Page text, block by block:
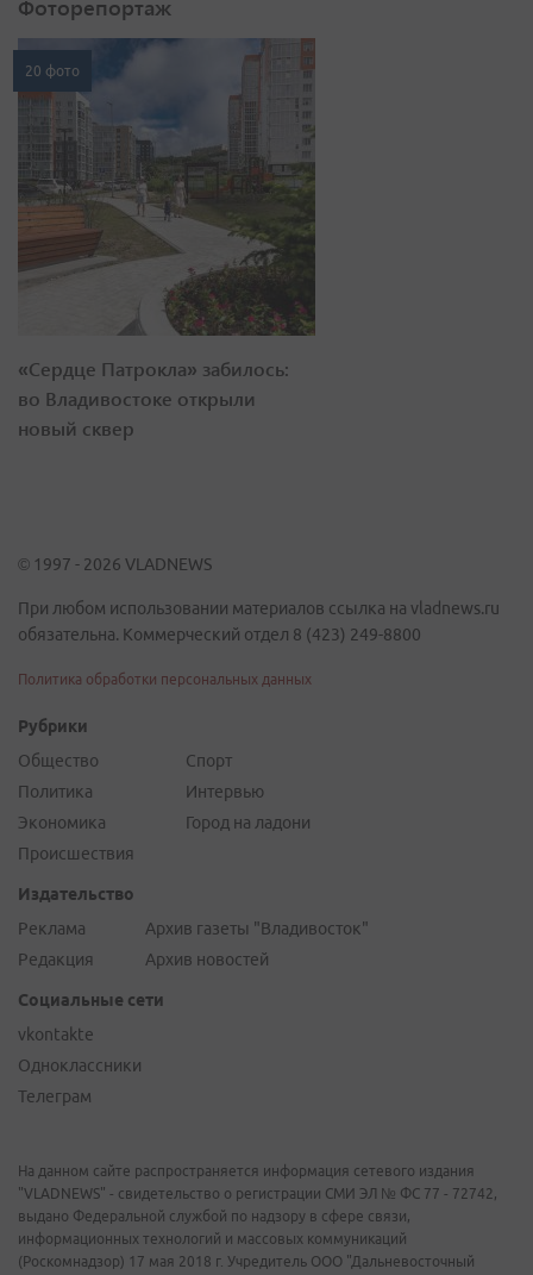
Фоторепортаж
20 фото
«Сердце Патрокла» забилось:
во Владивостоке открыли
новый сквер
© 1997 - 2026 VLADNEWS
При любом использовании материалов ссылка на vladnews.ru
обязательна. Коммерческий отдел 8 (423) 249-8800
Политика обработки персональных данных
Рубрики
Общество
Политика
Экономика
Происшествия
Спорт
Интервью
Город на ладони
Издательство
Реклама
Редакция
Архив газеты "Владивосток"
Архив новостей
Социальные сети
vkontakte
Одноклассники
Телеграм
На данном сайте распространяется информация сетевого издания
"VLADNEWS" - свидетельство о регистрации СМИ ЭЛ № ФС 77 - 72742,
выдано Федеральной службой по надзору в сфере связи,
информационных технологий и массовых коммуникаций
(Роскомнадзор) 17 мая 2018 г. Учредитель ООО "Дальневосточный